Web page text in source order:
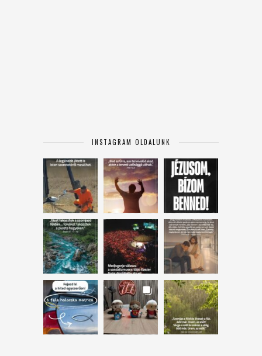
INSTAGRAM OLDALUNK